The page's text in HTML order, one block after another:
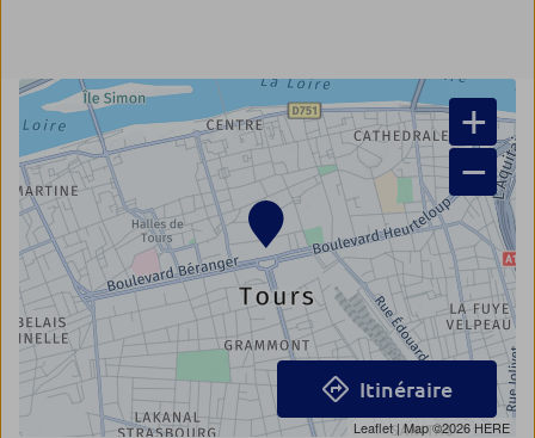
+
−
Leaflet| Map ©2026 HERE
Itinéraire